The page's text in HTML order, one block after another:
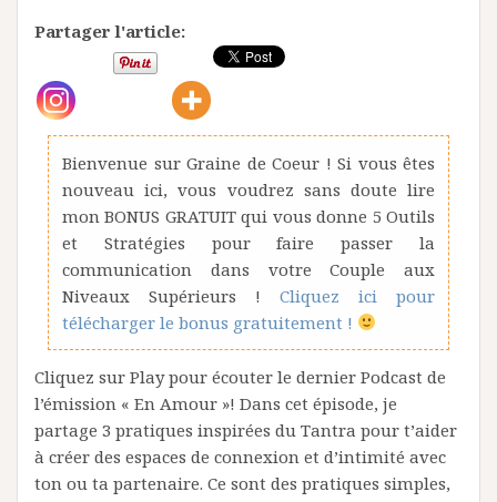
Partager l'article:
Bienvenue sur Graine de Coeur ! Si vous êtes
nouveau ici, vous voudrez sans doute lire
mon BONUS GRATUIT qui vous donne 5 Outils
et Stratégies pour faire passer la
communication dans votre Couple aux
Niveaux Supérieurs ! Cliquez ici pour
télécharger le bonus gratuitement !
Cliquez sur Play pour écouter le dernier Podcast de
l’émission « En Amour »! Dans cet épisode, je
partage 3 pratiques inspirées du Tantra pour t’aider
à créer des espaces de connexion et d’intimité avec
ton ou ta partenaire. Ce sont des pratiques simples,